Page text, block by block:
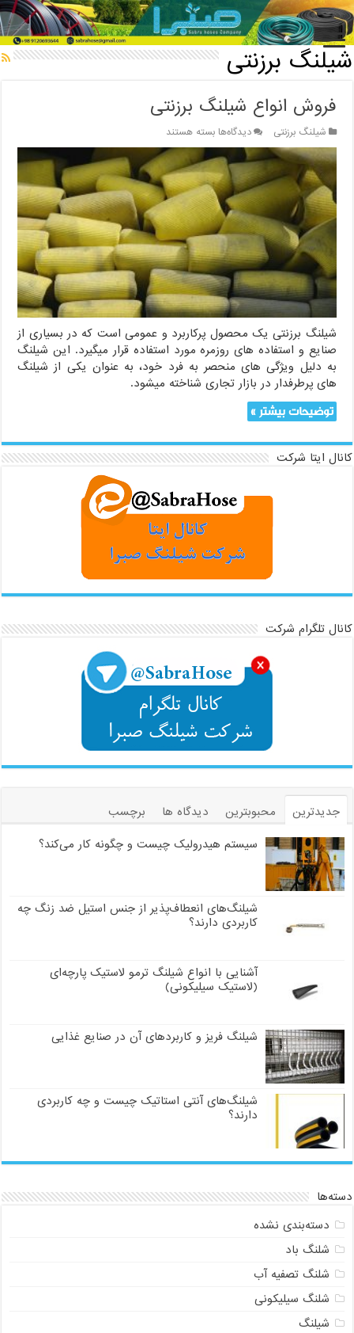
خانه / شیلنگ برزنتی
شیلنگ برزنتی
فروش انواع شیلنگ برزنتی
شیلنگ برزنتی دیدگاه‌هابرای
فروش
انواع
شیلنگ
برزنتی
بسته هستند
شیلنگ برزنتی یک محصول پرکاربرد و عمومی است که در بسیاری از
صنایع و استفاده های روزمره مورد استفاده قرار میگیرد. این شیلنگ
به دلیل ویژگی های منحصر به فرد خود، به عنوان یکی از شیلنگ
های پرطرفدار در بازار تجاری شناخته میشود.
توضیحات بیشتر »
کانال ایتا شرکت
کانال تلگرام شرکت
جدیدترین محبوبترین دیدگاه ها
برچسب
سیستم هیدرولیک چیست و چگونه کار می‌کند؟
شیلنگ‌های انعطاف‌پذیر از جنس استیل ضد زنگ چه
کاربردی دارند؟
آشنایی با انواع شیلنگ ترمو لاستیک پارچه‌ای
(لاستیک سیلیکونی)
شیلنگ فریز و کاربردهای آن در صنایع غذایی
شیلنگ‌های آنتی استاتیک چیست و چه کاربردی
دارند؟
دسته‌ها
دسته‌بندی نشده
شلنگ باد
شلنگ تصفیه آب
شلنگ سیلیکونی
شیلنگ